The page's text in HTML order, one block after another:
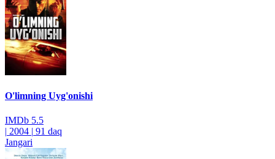
O'limning Uyg'onishi
IMDb 5.5
| 2004 | 91 daq
Jangari